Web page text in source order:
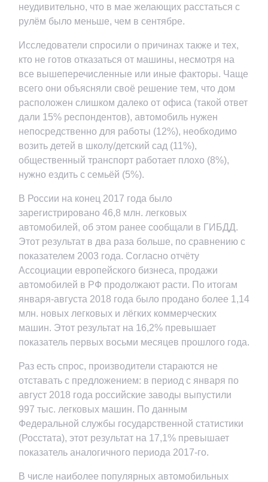
неудивительно, что в мае желающих расстаться с
рулём было меньше, чем в сентябре.
Исследователи спросили о причинах также и тех,
кто не готов отказаться от машины, несмотря на
все вышеперечисленные или иные факторы. Чаще
всего они объясняли своё решение тем, что дом
расположен слишком далеко от офиса (такой ответ
дали 15% респондентов), автомобиль нужен
непосредственно для работы (12%), необходимо
возить детей в школу/детский сад (11%),
общественный транспорт работает плохо (8%),
нужно ездить с семьёй (5%).
В России на конец 2017 года было
зарегистрировано 46,8 млн. легковых
автомобилей, об этом ранее сообщали в ГИБДД.
Этот результат в два раза больше, по сравнению с
показателем 2003 года. Согласно отчёту
Ассоциации европейского бизнеса, продажи
автомобилей в РФ продолжают расти. По итогам
января-августа 2018 года было продано более 1,14
млн. новых легковых и лёгких коммерческих
машин. Этот результат на 16,2% превышает
показатель первых восьми месяцев прошлого года.
Раз есть спрос, производители стараются не
отставать с предложением: в период с января по
август 2018 года российские заводы выпустили
997 тыс. легковых машин. По данным
Федеральной службы государственной статистики
(Росстата), этот результат на 17,1% превышает
показатель аналогичного периода 2017-го.
В числе наиболее популярных автомобильных